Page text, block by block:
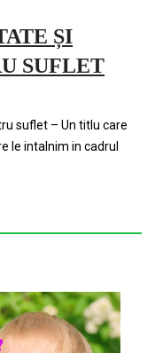
ȘI
SUFLET
suflet – Un titlu care
le intalnim in cadrul